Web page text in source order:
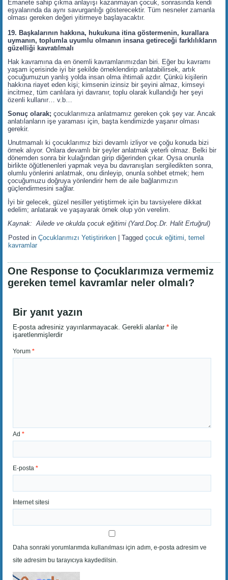
Emanete sahip çıkma anlayışı kazanmayan çocuk, sonrasında kendi
eşyalarında da aynı savurganlığı gösterecektir. Tüm nesneler zamanla
olması gereken değeri yitirmeye başlayacaktır.
19. Başkalarının hakkına, hukukuna itina göstermenin, kurallara
uymanın, toplumla uyumlu olmanın insana getireceği farklılıkların
güzelliği kavratılmalı
Hak kavramına da en önemli kavramlarımızdan biri. Eğer bu kavramı
yaşam içerisinde iyi bir şekilde örneklendirip anlatabilirsek, artık
çocuğumuzun yanlış yolda insan olma ihtimali azdır. Çünkü kişilerin
hakkına riayet eden kişi; kimsenin izinsiz bir şeyini almaz, kimseyi
incitmez, tüm canlılara iyi davranır, toplu olarak kullandığı her şeyi
özenli kullanır… v.b…
Sonuç olarak; çocuklarımıza anlatmamız gereken çok şey var. Ancak
anlatılanların işe yaraması için, başta kendimizde yaşanır olması
gerekir.
Unutmamalı ki çocuklarımız bizi devamlı izliyor ve çoğu konuda bizi
örnek alıyor. Onlara devamlı bir şeyler anlatmak yeterli olmaz. Belki bir
dönemden sonra bir kulağından girip diğerinden çıkar. Oysa onunla
birlikte öğütlenenleri yapmak veya bu davranışları sergiledikten sonra,
olumlu yönlerini anlatmak, onu dinleyip, onunla sohbet etmek; hem
çocuğumuzu doğruya yönlendirir hem de aile bağlarımızın
güçlendirmesini sağlar.
İyi bir gelecek, güzel nesiller yetiştirmek için bu tavsiyelere dikkat
edelim; anlatarak ve yaşayarak örnek olup yön verelim.
Kaynak: Ailede ve okulda çocuk eğitimi (Yard.Doç.Dr. Halit Ertuğrul)
Posted in Çocuklarımızı Yetiştirirken |Tagged çocuk eğitimi,temel
kavramlar
One Response to Çocuklarımıza vermemiz
gereken temel kavramlar neler olmalı?
Bir yanıt yazın
E-posta adresiniz yayınlanmayacak. Gerekli alanlar* ile
işaretlenmişlerdir
Yorum*
Ad*
E-posta*
İnternet sitesi
Daha sonraki yorumlarımda kullanılması için adım, e-posta adresim ve
site adresim bu tarayıcıya kaydedilsin.